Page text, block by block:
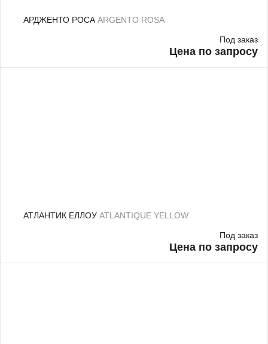
АРДЖЕНТО РОСА ARGENTO ROSA
Под заказ
Цена по запросу
АТЛАНТИК ЕЛЛОУ ATLANTIQUE YELLOW
Под заказ
Цена по запросу